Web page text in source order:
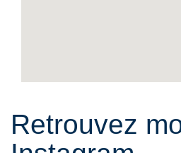
Retrouvez